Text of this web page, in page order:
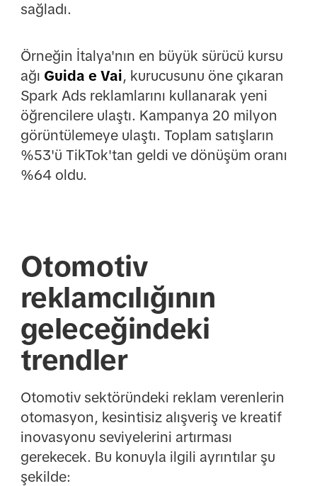
sağladı.
Örneğin İtalya'nın en büyük sürücü kursu
ağı Guida e Vai, kurucusunu öne çıkaran
Spark Ads reklamlarını kullanarak yeni
öğrencilere ulaştı. Kampanya 20 milyon
görüntülemeye ulaştı. Toplam satışların
%53'ü TikTok'tan geldi ve dönüşüm oranı
%64 oldu.
Otomotiv
reklamcılığının
geleceğindeki
trendler
Otomotiv sektöründeki reklam verenlerin
otomasyon, kesintisiz alışveriş ve kreatif
inovasyonu seviyelerini artırması
gerekecek. Bu konuyla ilgili ayrıntılar şu
şekilde: